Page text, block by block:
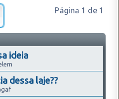
Página 1 de 1
ideia
dessa laje??